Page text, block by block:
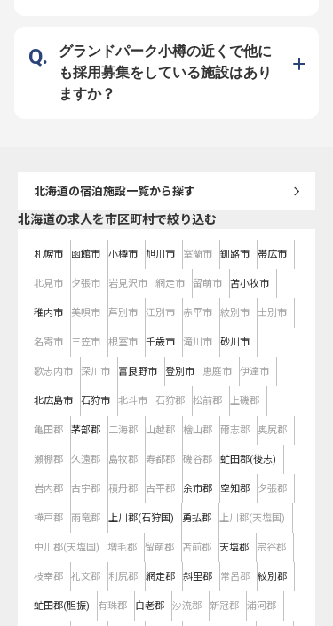
し、サービスを通して全国へ発信す
る役割を担っています。 お客様に
地域の素晴らしさを伝え、感動を届
けることで、あなた自身の成長も実
感できるでしょう。 月給246,000円
からの安定した収入に加え、社会保
の地で存分に発揮してください。
活かし
境です。
グランドパーク小樽の近くで他に
も採用募集をしている施設はあり
ますか？
北海道の宿泊施設一覧から探す
北海道の求人を市区町村で絞り込む
札幌市 函館市 小樽市 旭川市 室蘭市 釧路市 帯広市
北見市 夕張市 岩見沢市 網走市 留萌市 苫小牧市
稚内市 美唄市 芦別市 江別市 赤平市 紋別市 士別市
名寄市 三笠市 根室市 千歳市 滝川市 砂川市
歌志内市 深川市 富良野市 登別市 恵庭市 伊達市
北広島市 石狩市 北斗市 石狩郡 松前郡 上磯郡
亀田郡 茅部郡 二海郡 山越郡 檜山郡 爾志郡 奥尻郡
瀬棚郡 久遠郡 島牧郡 寿都郡 磯谷郡 虻田郡(後志)
岩内郡 古宇郡 積丹郡 古平郡 余市郡 空知郡 夕張郡
樺戸郡 雨竜郡 上川郡(石狩国) 勇払郡 上川郡(天塩国)
中川郡(天塩国) 増毛郡 留萌郡 苫前郡 天塩郡 宗谷郡
枝幸郡 礼文郡 利尻郡 網走郡 斜里郡 常呂郡 紋別郡
虻田郡(胆振) 有珠郡 白老郡 沙流郡 新冠郡 浦河郡